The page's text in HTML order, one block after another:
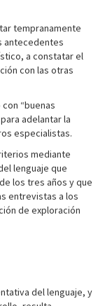
tempranamente
antecedentes
a constatar el
con las otras
“buenas
adelantar la
especialistas.
mediante
lenguaje que
los tres años y que
entrevistas a los
de exploración
del lenguaje, y